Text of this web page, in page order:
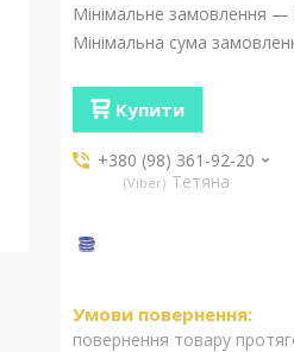
Мінімальне замовлення —
Мінімальна сума
Купити
+380 (98) 361-92-20
Viber Тетяна
повернення товару